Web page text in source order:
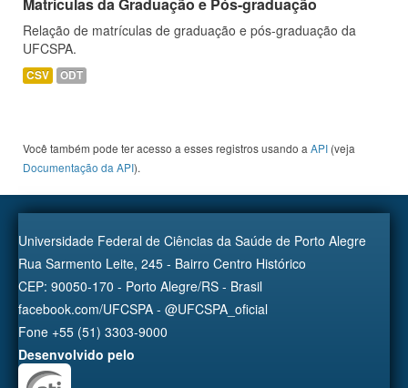
Relação de matrículas de graduação e pós-graduação da
UFCSPA.
CSV ODT
Você também pode ter acesso a esses registros usando a API (veja
Documentação da API).
Universidade Federal de Ciências da Saúde de Porto Alegre
Rua Sarmento Leite, 245 - Bairro Centro Histórico
CEP: 90050-170 - Porto Alegre/RS - Brasil
facebook.com/UFCSPA - @UFCSPA_oficial
Fone +55 (51) 3303-9000
Desenvolvido pelo